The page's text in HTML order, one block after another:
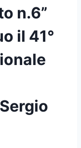
n.6”
il 41°